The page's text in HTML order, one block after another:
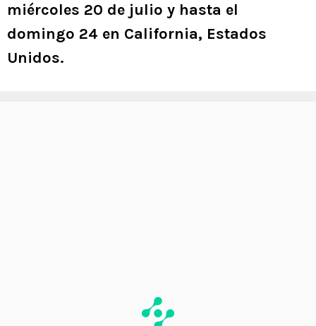
miércoles 20 de julio y hasta el
domingo 24 en California, Estados
Unidos.